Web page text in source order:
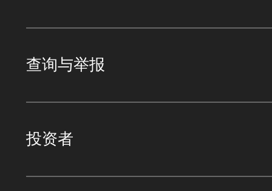
查询与举报
投资者